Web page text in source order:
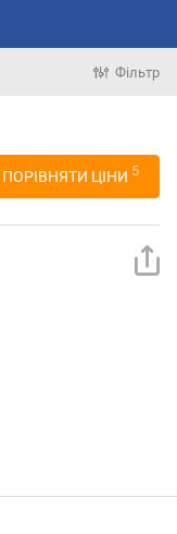
Фільтр
ПОРІВНЯТИ ЦІНИ 5